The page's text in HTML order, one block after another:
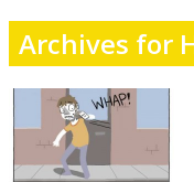
Archives for